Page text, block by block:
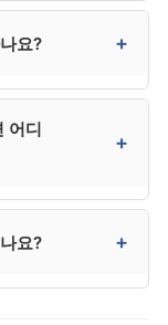
족에게
요? +
변호사가
대리권에
야 할 수 있어,
어디
+
니다. 다만
요? +